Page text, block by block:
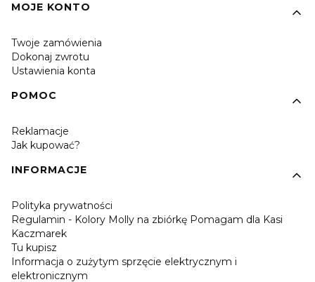
MOJE KONTO
Twoje zamówienia
Dokonaj zwrotu
Ustawienia konta
POMOC
Reklamacje
Jak kupować?
INFORMACJE
Polityka prywatności
Regulamin - Kolory Molly na zbiórkę Pomagam dla Kasi
Kaczmarek
Tu kupisz
Informacja o zużytym sprzęcie elektrycznym i
elektronicznym